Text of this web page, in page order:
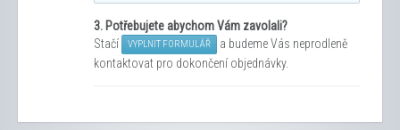
3. Potřebujete abychom Vám zavolali?
Stačí
VYPLNIT FORMULÁŘ
a budeme Vás neprodleně
kontaktovat pro dokončení objednávky.